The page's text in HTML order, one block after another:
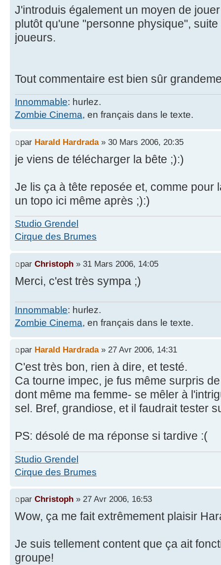
J'introduis également un moyen de
plutôt qu'une "personne physique",
joueurs.
Tout commentaire est bien sûr
Innommable: hurlez.
Zombie Cinema, en français dans le texte.
par Harald Hardrada» 30 Mars 2006, 20:35
je viens de télécharger la bête ;):)
Je lis ça à tête reposée et, comme pour
un topo ici même après ;):)
Studio Grendel
Cirque des Brumes
par Christoph » 31 Mars 2006, 14:05
Merci, c'est très sympa ;)
Innommable: hurlez.
Zombie Cinema, en français dans le texte.
par Harald Hardrada» 27 Avr 2006, 14:31
C'est très bon, rien à dire, et testé.
Ca tourne impec, je fus même surpris
dont même ma femme- se mêler à
sel. Bref, grandiose, et il faudrait tester
PS: désolé de ma réponse si tardive :(
Studio Grendel
Cirque des Brumes
par Christoph » 27 Avr 2006, 16:53
Wow, ça me fait extrêmement plaisir
Je suis tellement content que ça ait
groupe!